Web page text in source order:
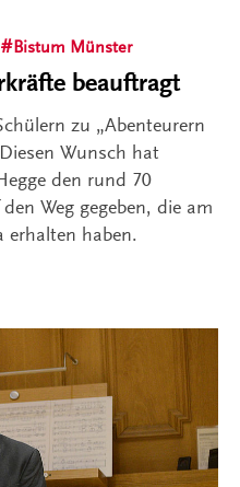
Bistum Münster
beauftragt
zu „Abenteurern
Wunsch hat
den rund 70
Weg gegeben, die am
erhalten haben.